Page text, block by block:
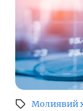
Молиявий